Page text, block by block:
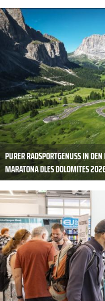
PURER RADSPORTGENUSS IN
MARATONA DLES DOLOMITES